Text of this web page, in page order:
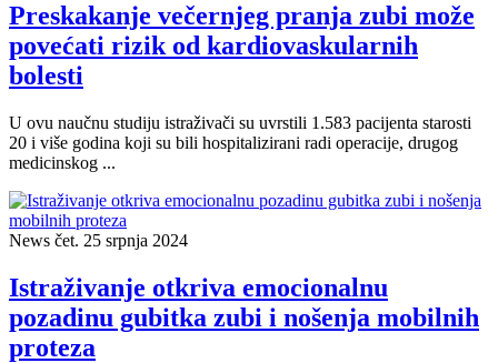
Preskakanje večernjeg pranja zubi može
povećati rizik od kardiovaskularnih
bolesti
U ovu naučnu studiju istraživači su uvrstili 1.583 pacijenta starosti
20 i više godina koji su bili hospitalizirani radi operacije, drugog
medicinskog ...
News čet. 25 srpnja 2024
Istraživanje otkriva emocionalnu
pozadinu gubitka zubi i nošenja mobilnih
proteza